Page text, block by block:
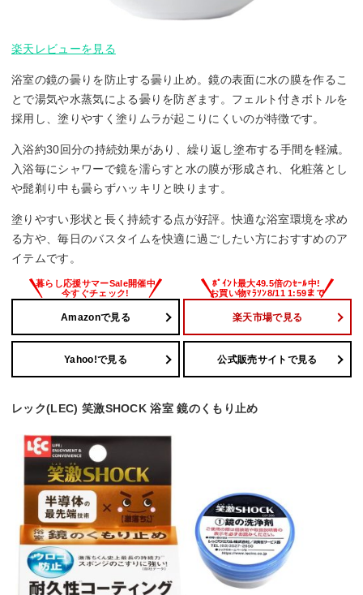
楽天レビューを見る
浴室の鏡の曇りを防止する曇り止め。鏡の表面に水の膜を作るこ
とで湯気や水蒸気による曇りを防ぎます。フェルト付きボトルを
採用し、塗りやすく塗りムラが起こりにくいのが特徴です。
入浴約30回分の持続効果があり、繰り返し塗布する手間を軽減。
入浴毎にシャワーで鏡を濡らすと水の膜が形成され、化粧落とし
や髭剃り中も曇らずハッキリと映ります。
塗りやすい形状と長く持続する点が好評。快適な浴室環境を求め
る方や、毎日のバスタイムを快適に過ごしたい方におすすめのア
イテムです。
Amazonで見る 楽天市場で見る
Yahoo!で見る 公式販売サイトで見る
レック(LEC) 笑激SHOCK 浴室 鏡のくもり止め